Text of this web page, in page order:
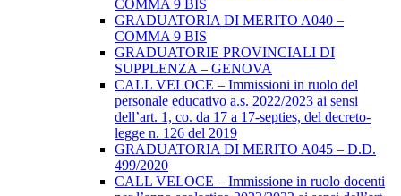
COMMA 9 BIS
GRADUATORIA DI MERITO A040 –
COMMA 9 BIS
GRADUATORIE PROVINCIALI DI
SUPPLENZA – GENOVA
CALL VELOCE – Immissioni in ruolo del
personale educativo a.s. 2022/2023 ai sensi
dell’art. 1, co. da 17 a 17-septies, del decreto-
legge n. 126 del 2019
GRADUATORIA DI MERITO A045 – D.D.
499/2020
CALL VELOCE – Immissione in ruolo docenti